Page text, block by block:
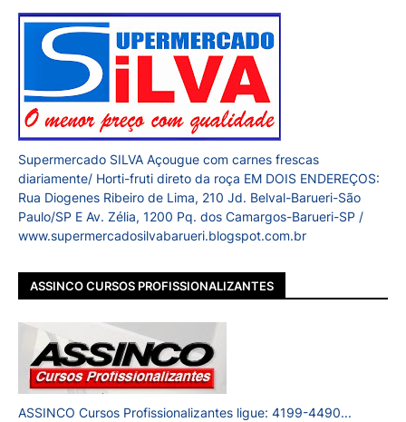
Supermercado SILVA Açougue com carnes frescas
diariamente/ Horti-fruti direto da roça EM DOIS ENDEREÇOS:
Rua Diogenes Ribeiro de Lima, 210 Jd. Belval-Barueri-São
Paulo/SP E Av. Zélia, 1200 Pq. dos Camargos-Barueri-SP /
www.supermercadosilvabarueri.blogspot.com.br
ASSINCO CURSOS PROFISSIONALIZANTES
ASSINCO Cursos Profissionalizantes ligue: 4199-4490...